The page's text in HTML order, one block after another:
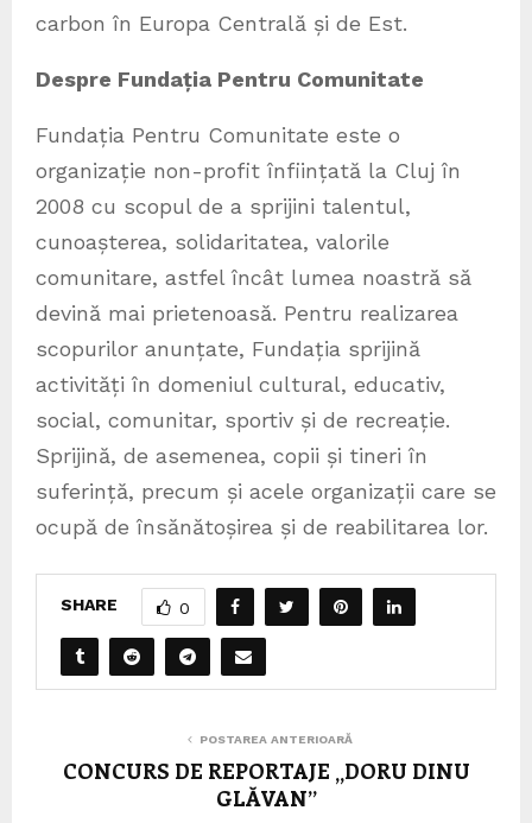
carbon în Europa Centrală și de Est.
Despre Fundația Pentru Comunitate
Fundația Pentru Comunitate este o
organizație non-profit înființată la Cluj în
2008 cu scopul de a sprijini talentul,
cunoașterea, solidaritatea, valorile
comunitare, astfel încât lumea noastră să
devină mai prietenoasă. Pentru realizarea
scopurilor anunțate, Fundația sprijină
activități în domeniul cultural, educativ,
social, comunitar, sportiv și de recreație.
Sprijină, de asemenea, copii și tineri în
suferință, precum și acele organizații care se
ocupă de însănătoșirea și de reabilitarea lor.
SHARE 0
POSTAREA ANTERIOARĂ
CONCURS DE REPORTAJE „DORU DINU
GLĂVAN”